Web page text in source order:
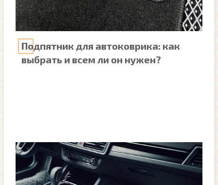
Подпятник для автоковрика: как
выбрать и всем ли он нужен?